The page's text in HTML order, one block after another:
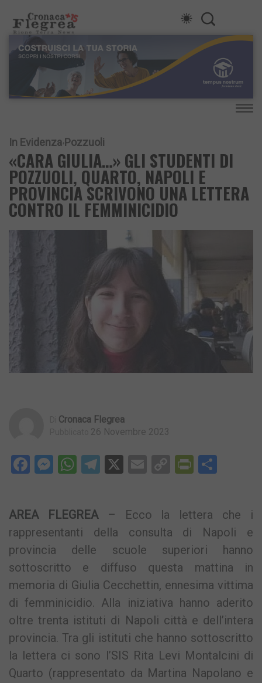
In Evidenza Pozzuoli
«CARA GIULIA…» GLI STUDENTI DI
POZZUOLI, QUARTO, NAPOLI E
PROVINCIA SCRIVONO UNA LETTERA
CONTRO IL FEMMINICIDIO
Cronaca Flegrea
26 Novembre 2023
Facebook
Messenger
WhatsApp
Telegram
X EmailCopy
AREA FLEGREA– Ecco la lettera che i
rappresentanti della consulta di Napoli e
provincia delle scuole superiori hanno
sottoscritto e diffuso questa mattina in
memoria di Giulia Cecchettin, ennesima vittima
di femminicidio. Alla iniziativa hanno aderito
oltre trenta istituti di Napoli città e dell’intera
provincia. Tra gli istituti che hanno sottoscritto
la lettera ci sono l’SIS Rita Levi Montalcini di
Quarto (rappresentato da Martina Napolano e